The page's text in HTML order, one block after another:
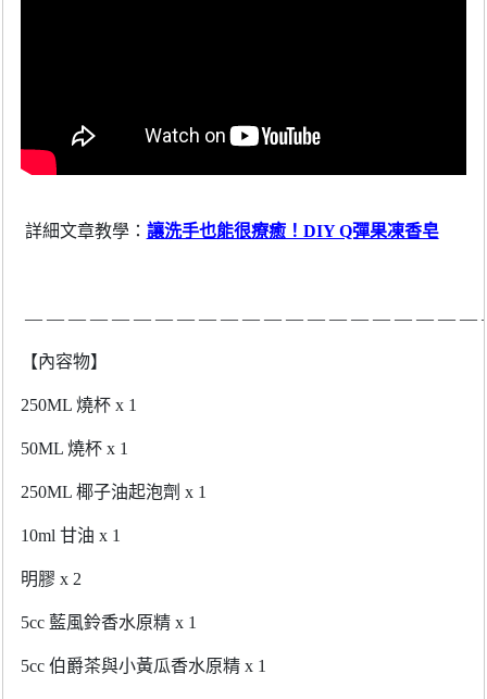
詳細文章教學： 讓洗手也能很療癒！DIY Q彈果凍香皂
― ― ― ― ― ― ― ― ― ― ― ― ― ― ― ― ― ― ― ― ―
【內容物】
250ML 燒杯x 1
50ML 燒杯x 1
250ML 椰子油起泡劑 x 1
10ml 甘油 x 1
明膠 x 2
5cc 藍風鈴香水原精x 1
5cc 伯爵茶與小黃瓜香水原精x 1